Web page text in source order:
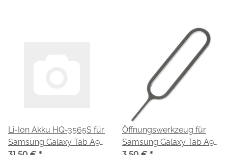
Li-Ion Akku HQ-3565S für
Samsung Galaxy Tab A9
Öffnungswerkzeug für
Samsung Galaxy Tab A9